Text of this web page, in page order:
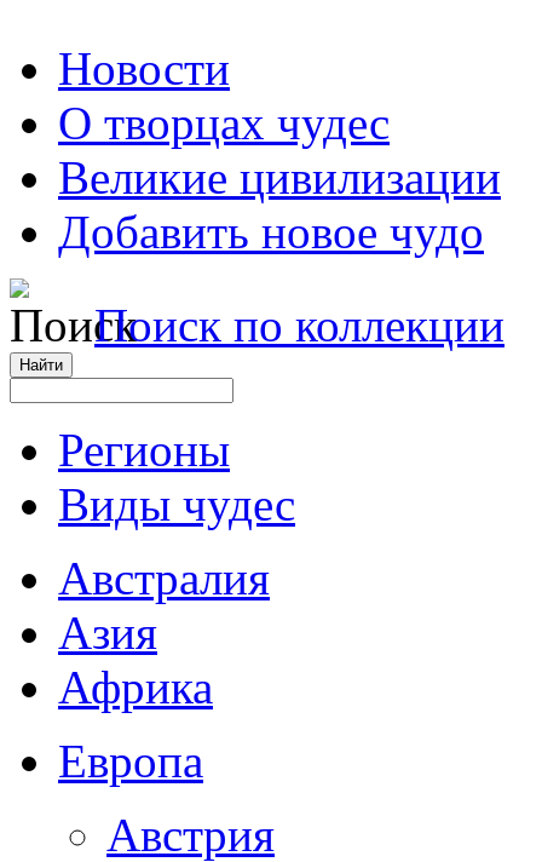
Новости
О творцах чудес
Великие цивилизации
Добавить новое чудо
Поиск по коллекции
Регионы
Виды чудес
Австралия
Азия
Африка
Европа
Австрия